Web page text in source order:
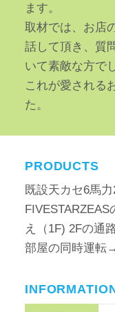
ます。
取材では、お店
話して頂き、質
いて素敵な方で
これが愛される
た。
PRODUCTS
既設天カセ6馬
え（1F) 2Fの通
部屋の同時運転